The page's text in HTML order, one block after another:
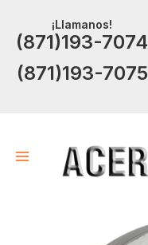
contenido
¡Llamanos!
(871)193-7074
(871)193-7075